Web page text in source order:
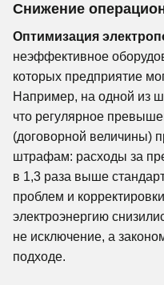
Снижение
Оптимизация
неэффективное
которых предприятие
Например, на одной из
что регулярное
(договорной величины)
штрафам: расходы за
в 1,3 раза выше
проблем и
электроэнергию
не исключение, а
подходе.